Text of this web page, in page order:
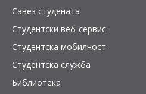
Савез студената
Студентски веб-сервис
Студентска мобилност
Студентска служба
Библиотека